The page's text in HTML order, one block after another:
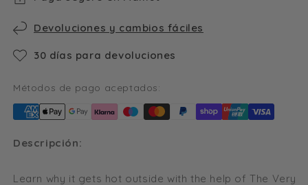
Devoluciones y cambios fáciles
30 días para devoluciones
Métodos de pago aceptados:
Descripción:
Learn why it gets hot outside with the help of The Very